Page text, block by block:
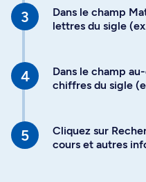
Dans le champ
lettres du sigle
Dans le champ
chiffres du sigle
Cliquez sur
cours et autres